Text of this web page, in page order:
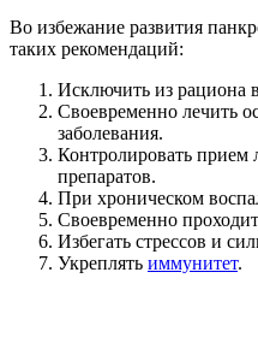
Во избежание развития
таких рекомендаций:
Исключить из рациона
Своевременно лечить
заболевания.
Контролировать
препаратов.
При хроническом
Своевременно
Избегать стрессов и
Укреплять иммунитет.